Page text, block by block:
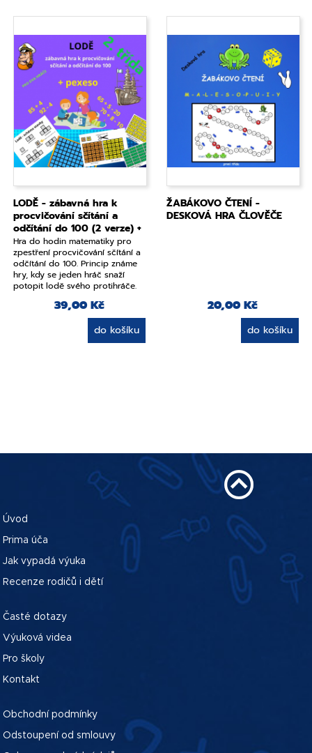
LODĚ - zábavná hra k
procvičování sčítání a
odčítání do 100 (2 verze) +
pexeso
Hra do hodin matematiky pro
zpestření procvičování sčítání a
odčítání do 100. Princip známe
hry, kdy se jeden hráč snaží
potopit lodě svého protihráče.
hráče + pexeso- bitevní lodě s
příklady. Více v popisu:
39,00 Kč
do košíku
ŽABÁKOVO ČTENÍ -
DESKOVÁ HRA ČLOVĚČE
20,00 Kč
do košíku
Úvod
Prima úča
Jak vypadá výuka
Recenze rodičů i dětí
Časté dotazy
Výuková videa
Pro školy
Kontakt
Obchodní podmínky
Odstoupení od smlouvy